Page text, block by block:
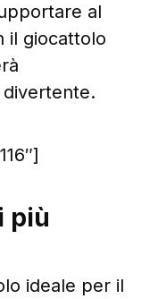
al
il giocattolo
divertente.
più
ideale per il